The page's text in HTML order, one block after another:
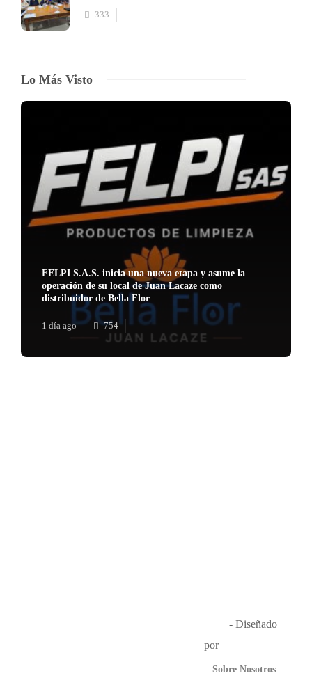
333
Lo Más Visto
FELPI S.A.S. inicia una nueva etapa y asume la
operación de su local de Juan Lacaze como
distribuidor de Bella Flor
1 día ago 754
- Diseñado
por
Sobre Nosotros